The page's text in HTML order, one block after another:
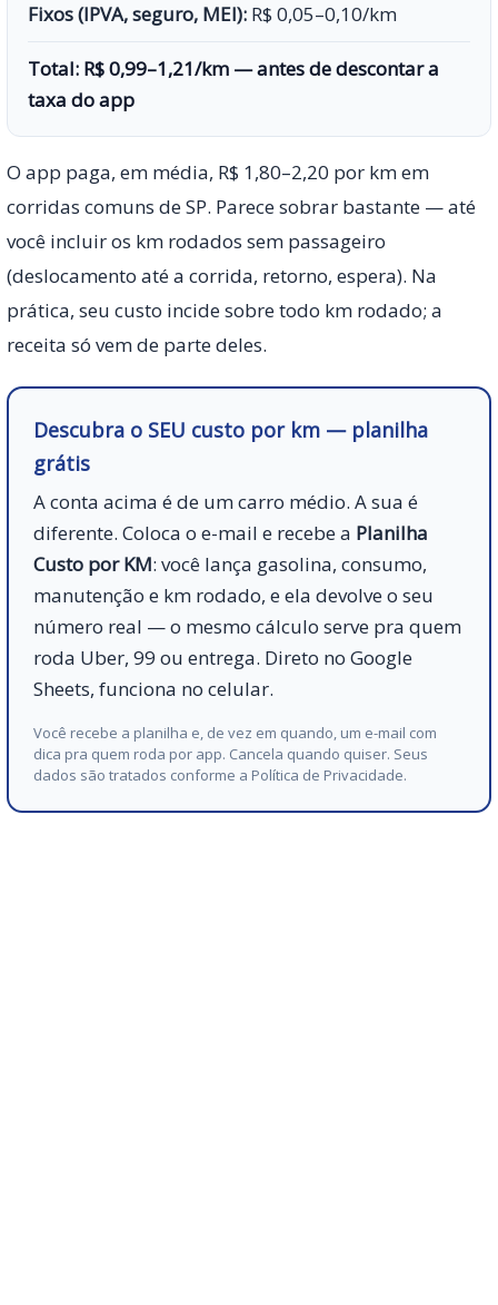
Fixos (IPVA, seguro, MEI): R$ 0,05–0,10/km
Total: R$ 0,99–1,21/km — antes de descontar a
taxa do app
O app paga, em média, R$ 1,80–2,20 por km em
corridas comuns de SP. Parece sobrar bastante — até
você incluir os km rodados sem passageiro
(deslocamento até a corrida, retorno, espera). Na
prática, seu custo incide sobre todo km rodado; a
receita só vem de parte deles.
Descubra o SEU custo por km — planilha
grátis
A conta acima é de um carro médio. A sua é
diferente. Coloca o e-mail e recebe a Planilha
Custo por KM: você lança gasolina, consumo,
manutenção e km rodado, e ela devolve o seu
número real — o mesmo cálculo serve pra quem
roda Uber, 99 ou entrega. Direto no Google
Sheets, funciona no celular.
Você recebe a planilha e, de vez em quando, um e-mail com
dica pra quem roda por app. Cancela quando quiser. Seus
dados são tratados conforme a Política de Privacidade.